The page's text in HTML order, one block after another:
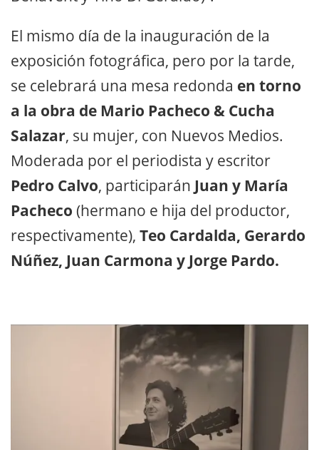
El mismo día de la inauguración de la
exposición fotográfica, pero por la tarde,
se celebrará una mesa redonda en torno
a la obra de Mario Pacheco & Cucha
Salazar, su mujer, con Nuevos Medios.
Moderada por el periodista y escritor
Pedro Calvo, participarán Juan y María
Pacheco (hermano e hija del productor,
respectivamente), Teo Cardalda, Gerardo
Núñez, Juan Carmona y Jorge Pardo.